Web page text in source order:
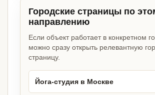
Городские страницы по
направлению
Если объект работает в конкретном
можно сразу открыть релевантную
страницу.
Йога-студия в Москве